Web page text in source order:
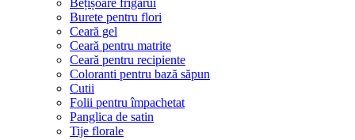
Bețișoare frigărui
Burete pentru flori
Ceară gel
Ceară pentru matrite
Ceară pentru recipiente
Coloranti pentru bază săpun
Cutii
Folii pentru împachetat
Panglica de satin
Tije florale